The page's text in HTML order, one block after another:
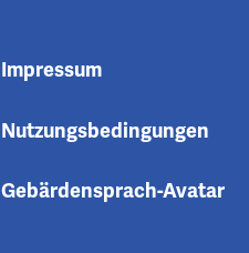
Impressum
Nutzungsbedingungen
Gebärdensprach-Avatar